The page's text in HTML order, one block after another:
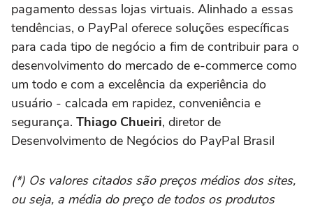
pagamento dessas lojas virtuais. Alinhado a essas
tendências, o PayPal oferece soluções específicas
para cada tipo de negócio a fim de contribuir para o
desenvolvimento do mercado de e-commerce como
um todo e com a excelência da experiência do
usuário - calcada em rapidez, conveniência e
segurança. Thiago Chueiri, diretor de
Desenvolvimento de Negócios do PayPal Brasil
(*) Os valores citados são preços médios dos sites,
ou seja, a média do preço de todos os produtos